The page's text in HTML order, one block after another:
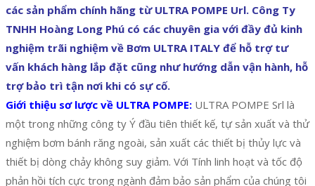
các sản phẩm chính hãng từ ULTRA POMPE Url. Công Ty
TNHH Hoàng Long Phú có các chuyên gia với đầy đủ kinh
nghiệm trãi nghiệm về Bơm ULTRA ITALY để hỗ trợ tư
vấn khách hàng lắp đặt cũng như hướng dẫn vận hành, hỗ
trợ bảo trì tận nơi khi có sự cố.
Giới thiệu sơ lược về ULTRA POMPE: ULTRA POMPE Srl là
một trong những công ty Ý đầu tiên thiết kế, tự sản xuất và thử
nghiệm bơm bánh răng ngoài, sản xuất các thiết bị thủy lực và
thiết bị dòng chảy không suy giảm. Với Tính linh hoạt và tốc độ
phản hồi tích cực trong ngành đảm bảo sản phẩm của chúng tôi